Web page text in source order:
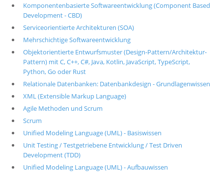
Komponentenbasierte Softwareentwicklung (Component Based
Development - CBD)
Serviceorientierte Architekturen (SOA)
Mehrschichtige Softwareentwicklung
Objektorientierte Entwurfsmuster (Design-Pattern/Architektur-
Pattern) mit C, C++, C#, Java, Kotlin, JavaScript, TypeScript,
Python, Go oder Rust
Relationale Datenbanken: Datenbankdesign - Grundlagenwissen
XML (Extensible Markup Language)
Agile Methoden und Scrum
Scrum
Unified Modeling Language (UML) - Basiswissen
Unit Testing / Testgetriebene Entwicklung / Test Driven
Development (TDD)
Unified Modeling Language (UML) - Aufbauwissen